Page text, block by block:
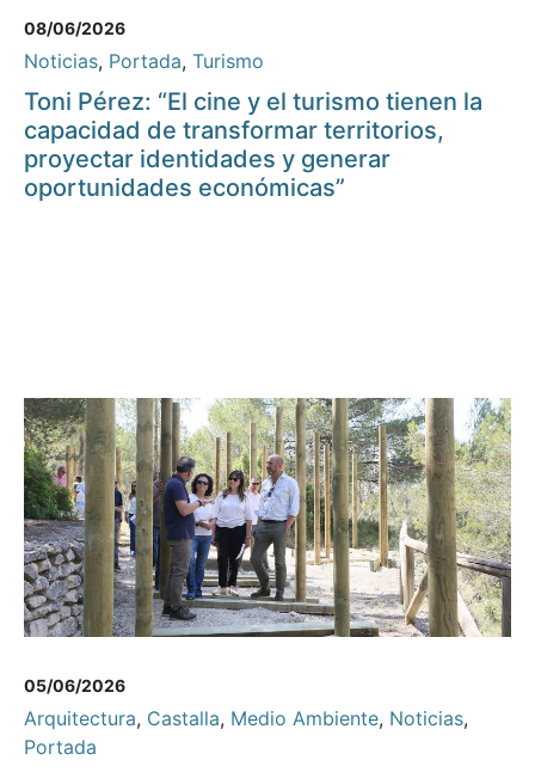
08/06/2026
Noticias, Portada, Turismo
Toni Pérez: “El cine y el turismo tienen la
capacidad de transformar territorios,
proyectar identidades y generar
oportunidades económicas”
05/06/2026
Arquitectura, Castalla, Medio Ambiente, Noticias,
Portada